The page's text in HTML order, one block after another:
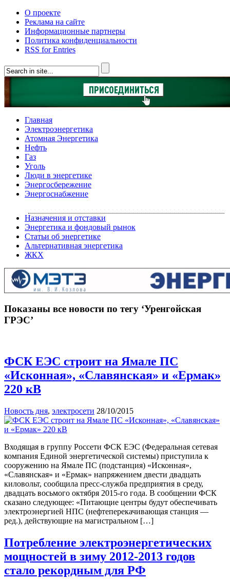
О проекте
Реклама на сайте
Информационные партнеры
Политика конфиденциальности
RSS for Entries
Главная
Электроэнергетика
Атомная Энергетика
Нефть
Газ
Уголь
Люди в энергетике
Энергосбережение
Энергоснабжение
Назначения и отставки
Энергетика и фондовый рынок
Статьи об энергетике
Альтернативная энергетика
ЖКХ
Показаны все новости по тегу ‘Уренгойская
ГРЭС’
ФСК ЕЭС строит на Ямале ПС
«Исконная», «Славянская» и «Ермак»
220 кВ
Новость дня, электросети 28/10/2015
Входящая в группу Россети ФСК ЕЭС (Федеральная сетевая
компания Единой энергетической системы) приступила к
сооружению на Ямале ПС (подстанция) «Исконная»,
«Славянская» и «Ермак» напряжением двести двадцать
киловольт, сообщила пресс-служба предприятия в среду,
двадцать восьмого октября 2015-го года. В сообщении ФСК
сказано следующее: «Питающие центры будут обеспечивать
электроэнергией НПС (нефтеперекачивающая станция —
ред.), действующие на магистральном […]
Потребление электроэнергетических
мощностей в зиму 2012-2013 годов
стало рекордным для РФ